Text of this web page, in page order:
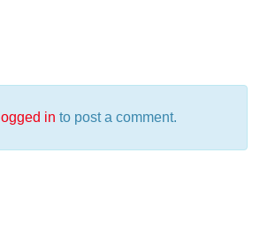
logged in to post a comment.